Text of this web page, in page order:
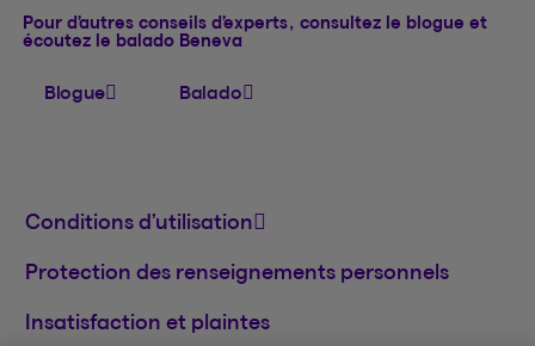
Pour d’autres conseils d’experts, consultez le blogue et
écoutez le balado Beneva
Blogue Balado
Conditions d’utilisation
Protection des renseignements personnels
Insatisfaction et plaintes